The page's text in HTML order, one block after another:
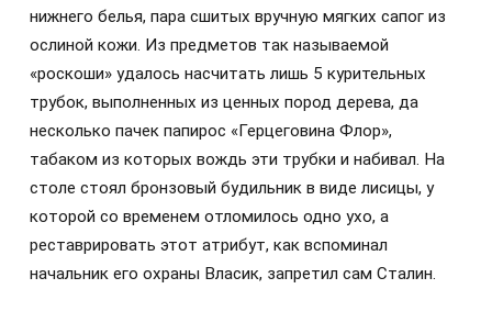
нижнего белья, пара сшитых вручную мягких сапог из
ослиной кожи. Из предметов так называемой
«роскоши» удалось насчитать лишь 5 курительных
трубок, выполненных из ценных пород дерева, да
несколько пачек папирос «Герцеговина Флор»,
табаком из которых вождь эти трубки и набивал. На
столе стоял бронзовый будильник в виде лисицы, у
которой со временем отломилось одно ухо, а
реставрировать этот атрибут, как вспоминал
начальник его охраны Власик, запретил сам Сталин.